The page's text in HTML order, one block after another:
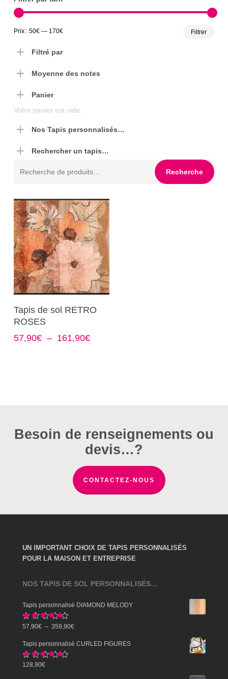
Filtrer
Prix : 50€— 170€
Filtré par
Moyenne des notes
Panier
Votre panier est vide.
Nos Tapis personnalisés…
Rechercher un tapis…
Recherche
Choix Des Options
produit
a
plusieurs
sur
Tapis de sol RETRO
ROSES
57,90€ – 161,90€Plage
Besoin de renseignements ou
devis…?
CONTACTEZ-NOUS
UN IMPORTANT CHOIX DE TAPIS PERSONNALISÉS
POUR LA MAISON ET ENTREPRISE
NOS TAPIS DE SOL PERSONNALISÉS…
Tapis personnalisé DIAMOND MELODY
Note 5.00
sur 5
57,90€ – 359,90€Plage
Tapis personnalisé CURLED FIGURES
Note
sur 5
128,90€